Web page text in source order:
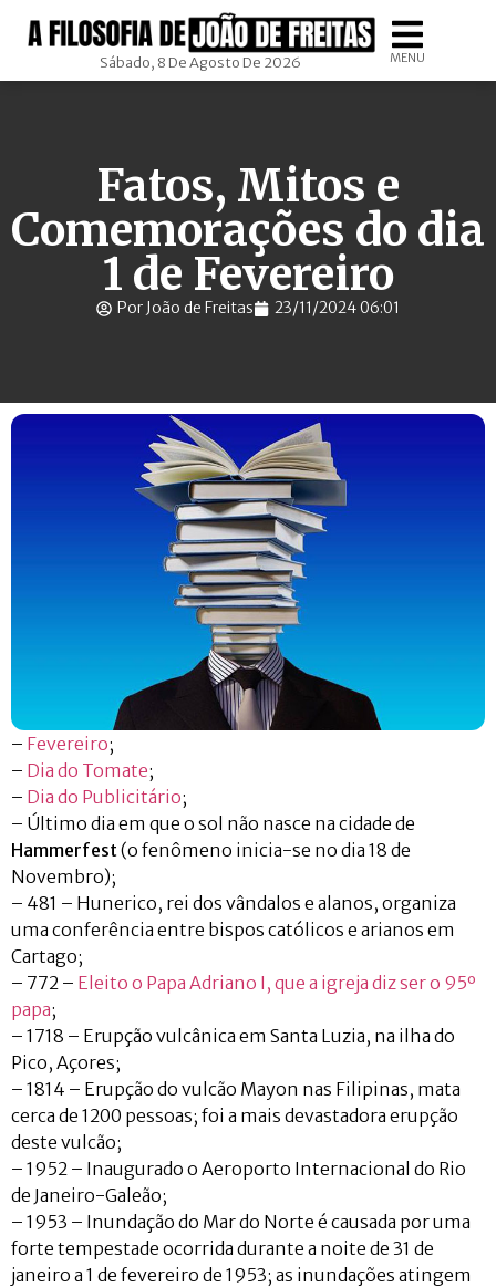
Sábado, 8 De Agosto De 2026 MENU
Fatos, Mitos e
Comemorações do dia
1 de Fevereiro
Por João de Freitas 23/11/2024 06:01
– Fevereiro;
– Dia do Tomate;
– Dia do Publicitário;
– Último dia em que o sol não nasce na cidade de
Hammerfest (o fenômeno inicia-se no dia 18 de
Novembro);
– 481 – Hunerico, rei dos vândalos e alanos, organiza
uma conferência entre bispos católicos e arianos em
Cartago;
– 772 – Eleito o Papa Adriano I, que a igreja diz ser o 95º
papa;
– 1718 – Erupção vulcânica em Santa Luzia, na ilha do
Pico, Açores;
– 1814 – Erupção do vulcão Mayon nas Filipinas, mata
cerca de 1200 pessoas; foi a mais devastadora erupção
deste vulcão;
– 1952 – Inaugurado o Aeroporto Internacional do Rio
de Janeiro-Galeão;
– 1953 – Inundação do Mar do Norte é causada por uma
forte tempestade ocorrida durante a noite de 31 de
janeiro a 1 de fevereiro de 1953; as inundações atingem